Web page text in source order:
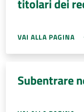
titolari dei
VAI ALLA PAGINA
Subentrare